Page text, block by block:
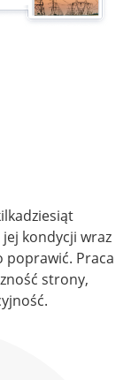
kondycji wraz
poprawić. Praca
strony,